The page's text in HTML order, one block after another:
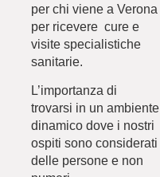
per chi viene a Verona
per ricevere cure e
visite specialistiche
sanitarie.
L’importanza di
trovarsi in un ambiente
dinamico dove i nostri
ospiti sono considerati
delle persone e non